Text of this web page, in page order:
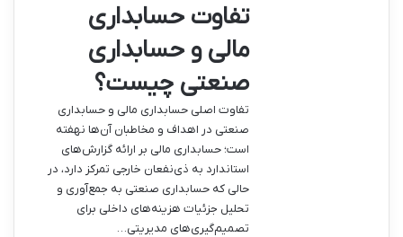
تفاوت حسابداری
مالی و حسابداری
صنعتی چیست؟
تفاوت اصلی حسابداری مالی و حسابداری
صنعتی در اهداف و مخاطبان آن‌ها نهفته
است؛ حسابداری مالی بر ارائه گزارش‌های
استاندارد به ذی‌نفعان خارجی تمرکز دارد، در
حالی که حسابداری صنعتی به جمع‌آوری و
تحلیل جزئیات هزینه‌های داخلی برای
تصمیم‌گیری‌های مدیریتی…